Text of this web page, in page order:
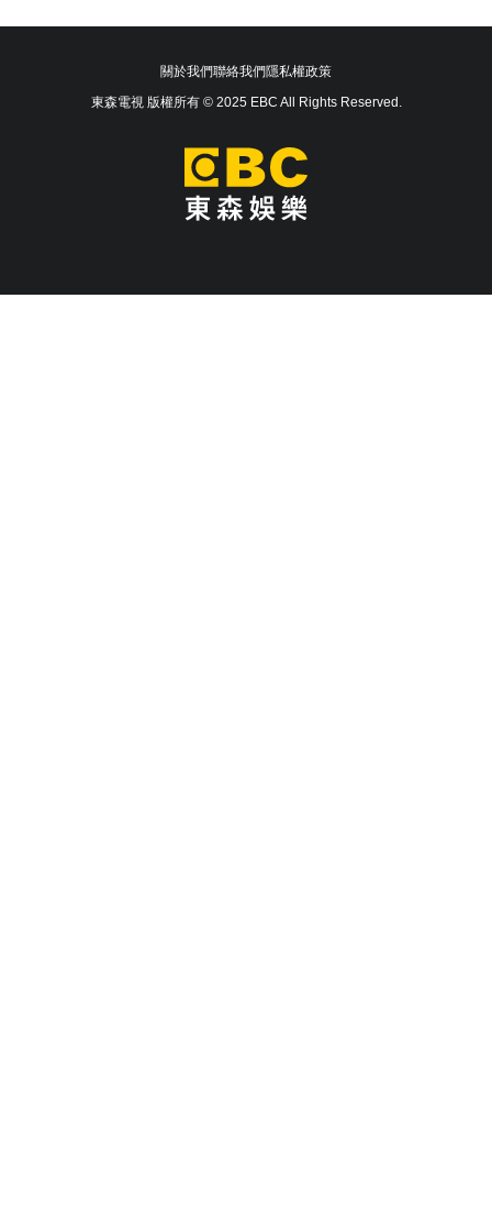
關於我們聯絡我們隱私權政策
東森電視 版權所有 © 2025 EBC All Rights Reserved.